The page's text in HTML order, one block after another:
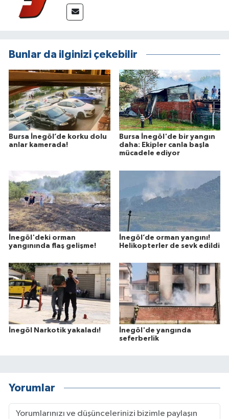
Bunlar da ilginizi çekebilir
Bursa İnegöl’de korku dolu
anlar kamerada!
Bursa İnegöl'de bir yangın
daha: Ekipler canla başla
mücadele ediyor
İnegöl'deki orman
yangınında flaş gelişme!
İnegöl’de orman yangını!
Helikopterler de sevk edildi
İnegöl Narkotik yakaladı!
İnegöl'de yangında
seferberlik
Yorumlar